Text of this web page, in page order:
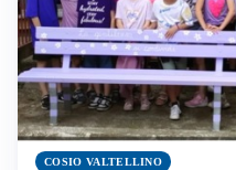
COSIO VALTELLINO